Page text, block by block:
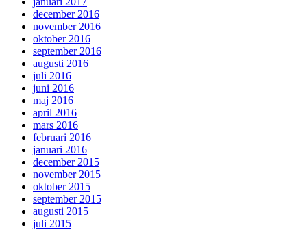
december 2016
november 2016
oktober 2016
september 2016
augusti 2016
juli 2016
juni 2016
maj 2016
april 2016
mars 2016
februari 2016
januari 2016
december 2015
november 2015
oktober 2015
september 2015
augusti 2015
juli 2015